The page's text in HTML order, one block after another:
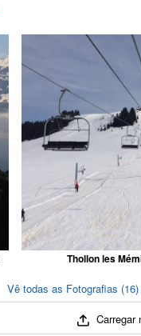
Thollon les
Vê todas as Fotografias
Carregar